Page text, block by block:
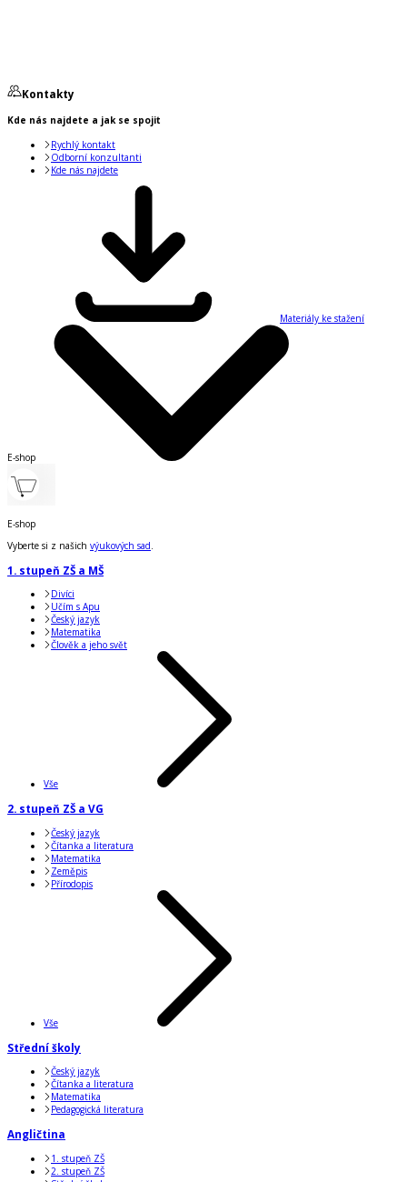
Kontakty
Kde nás najdete a jak se spojit
Rychlý kontakt
Odborní konzultanti
Kde nás najdete
Materiály ke stažení
E-shop
E-shop
Vyberte si z našich výukových sad.
1. stupeň ZŠ a MŠ
Divíci
Učím s Apu
Český jazyk
Matematika
Člověk a jeho svět
Vše
2. stupeň ZŠ a VG
Český jazyk
Čítanka a literatura
Matematika
Zeměpis
Přírodopis
Vše
Střední školy
Český jazyk
Čítanka a literatura
Matematika
Pedagogická literatura
Angličtina
1. stupeň ZŠ
2. stupeň ZŠ